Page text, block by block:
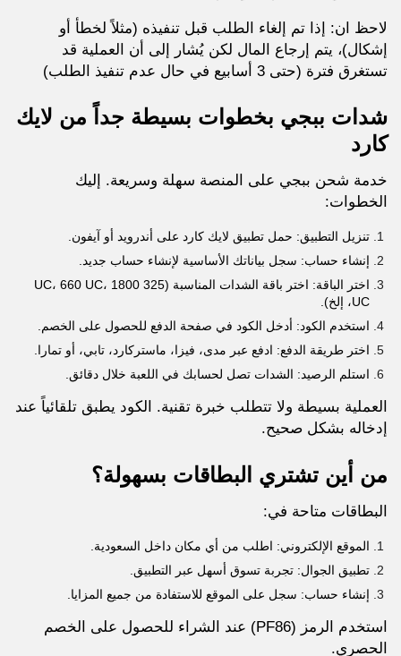
لاحظ ان: إذا تم إلغاء الطلب قبل تنفيذه (مثلاً لخطأ أو
إشكال)، يتم إرجاع المال لكن يُشار إلى أن العملية قد
تستغرق فترة (حتى 3 أسابيع في حال عدم تنفيذ الطلب)
شدات ببجي بخطوات بسيطة جداً من لايك
كارد
خدمة شحن ببجي على المنصة سهلة وسريعة. إليك
الخطوات:
تنزيل التطبيق: حمل تطبيق لايك كارد على أندرويد أو آيفون.
إنشاء حساب: سجل بياناتك الأساسية لإنشاء حساب جديد.
اختر الباقة: اختر باقة الشدات المناسبة (325 UC، 660 UC، 1800
UC، إلخ).
استخدم الكود: أدخل الكود في صفحة الدفع للحصول على الخصم.
اختر طريقة الدفع: ادفع عبر مدى، فيزا، ماستركارد، تابي، أو تمارا.
استلم الرصيد: الشدات تصل لحسابك في اللعبة خلال دقائق.
العملية بسيطة ولا تتطلب خبرة تقنية. الكود يطبق تلقائياً عند
إدخاله بشكل صحيح.
من أين تشتري البطاقات بسهولة؟
البطاقات متاحة في:
الموقع الإلكتروني: اطلب من أي مكان داخل السعودية.
تطبيق الجوال: تجربة تسوق أسهل عبر التطبيق.
إنشاء حساب: سجل على الموقع للاستفادة من جميع المزايا.
استخدم الرمز (PF86) عند الشراء للحصول على الخصم
الحصري.